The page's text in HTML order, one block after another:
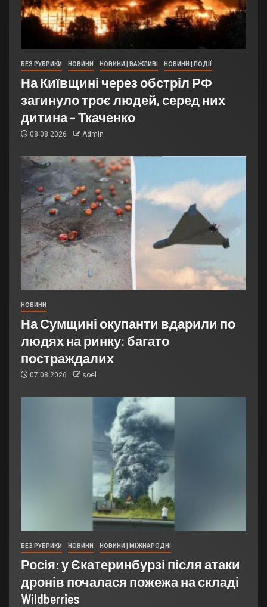
БЕЗ РУБРИКИ НОВИНИ НОВИНИ | ВАЖЛИВІ НОВИНИ | ПОДІЇ
На Київщині через обстріл РФ
загинуло троє людей, серед них
дитина – Ткаченко
08.08.2026 Admin
НОВИНИ
На Сумщині окупанти вдарили по
людях на ринку: багато
постраждалих
07.08.2026 soel
БЕЗ РУБРИКИ НОВИНИ НОВИНИ | МІЖНАРОДНІ
Росія: у Єкатеринбурзі після атаки
дронів почалася пожежа на складі
Wildberries